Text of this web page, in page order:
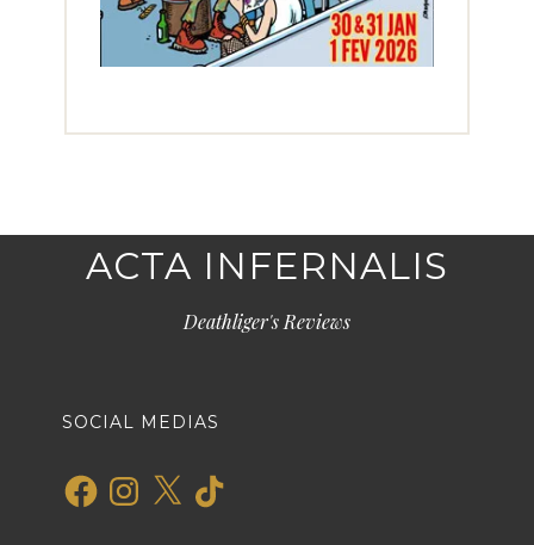
ACTA INFERNALIS
Deathliger's Reviews
SOCIAL MEDIAS
FacebookInstagram
X TikTok